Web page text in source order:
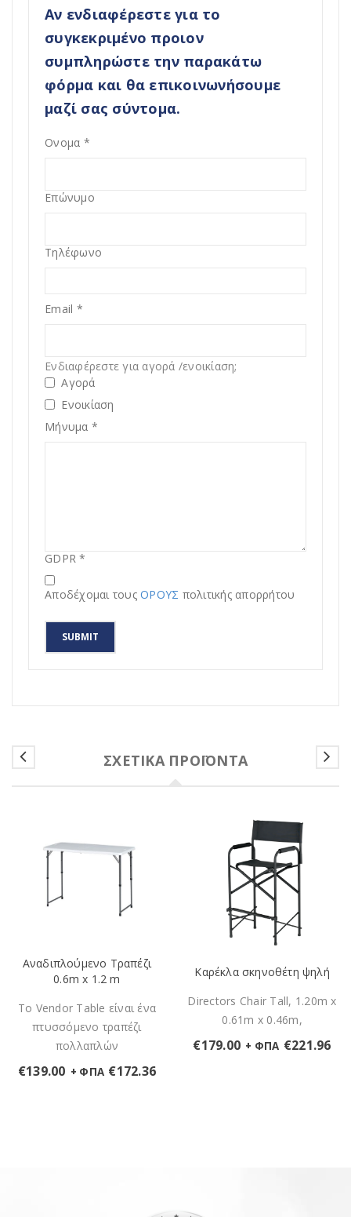
Αν ενδιαφέρεστε για το
συγκεκριμένο προιον
συμπληρώστε την παρακάτω
φόρμα και θα επικοινωνήσουμε
μαζί σας σύντομα.
Ονομα *
Επώνυμο
Τηλέφωνο
Email *
Ενδιαφέρεστε για αγορά /ενοικίαση;
Αγορά
Ενοικίαση
Μήνυμα *
GDPR*
Αποδέχομαι τους ΟΡΟΥΣ πολιτικής απορρήτου
SUBMIT
ΣΧΕΤΙΚΆ ΠΡΟΪΌΝΤΑ
Αναδιπλούμενο Τραπέζι
0.6m x 1.2 m
Το Vendor Table είναι ένα
πτυσσόμενο τραπέζι
πολλαπλών
€139.00 + ΦΠΑ €172.36
Καρέκλα σκηνοθέτη ψηλή
Directors Chair Tall, 1.20m x
0.61m x 0.46m,
€179.00 + ΦΠΑ €221.96